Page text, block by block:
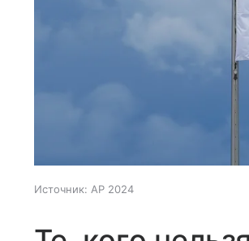
Источник: AP 2024